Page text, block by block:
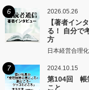
6 2026.05.26
【著者イン
る！ 自分で
方
日本経営合理
7 2024.10.15
第104回 帳
こと